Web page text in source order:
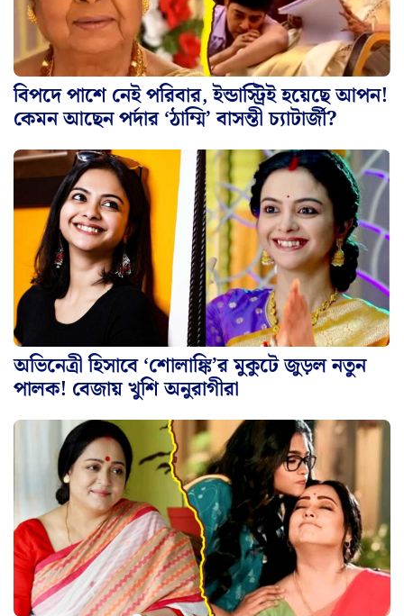
বিপদে পাশে নেই পরিবার, ইন্ডাস্ট্রিই হয়েছে আপন!
কেমন আছেন পর্দার ‘ঠাম্মি’ বাসন্তী চ্যাটার্জী?
অভিনেত্রী হিসাবে ‘শোলাঙ্কি’র মুকুটে জুড়ল নতুন
পালক! বেজায় খুশি অনুরাগীরা